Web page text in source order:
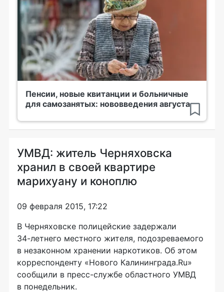
Пенсии, новые квитанции и больничные
для самозанятых: нововведения августа
УМВД: житель Черняховска
хранил в своей квартире
марихуану и коноплю
09 февраля 2015, 17:22
В Черняховске полицейские задержали
34-летнего местного жителя, подозреваемого
в незаконном хранении наркотиков. Об этом
корреспонденту «Нового Калининграда.Ru»
сообщили в пресс-службе областного УМВД
в понедельник.